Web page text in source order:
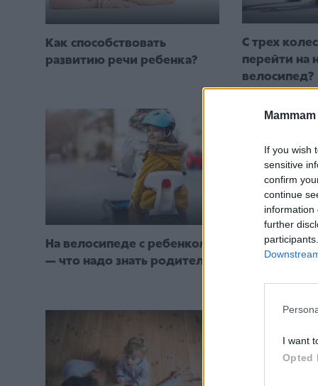
If you wish
sensitive
confirm
continue
information
further
I want
Opted
Как способствовать
развитию речи ребенка?
С трех
перейти на
велосипед?
На велосипеде с ребенком
— что надо знать родителям
Выбор